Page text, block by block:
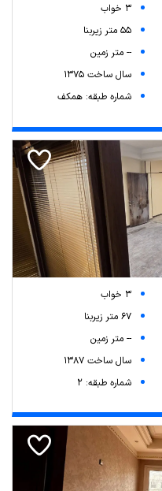
3 خواب
55 متر زیربنا
-- متر زمین
سال ساخت 1375
شماره طبقه: همکف
3 خواب
67 متر زیربنا
-- متر زمین
سال ساخت 1387
شماره طبقه: 2